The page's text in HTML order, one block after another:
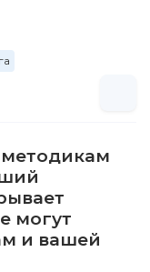
могут
и вашей